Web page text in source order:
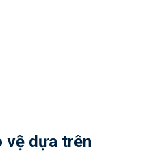
vệ dựa trên